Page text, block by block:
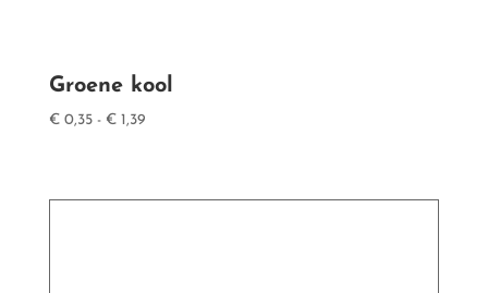
Groene kool
€0,35 - €1,39Prijsklasse: